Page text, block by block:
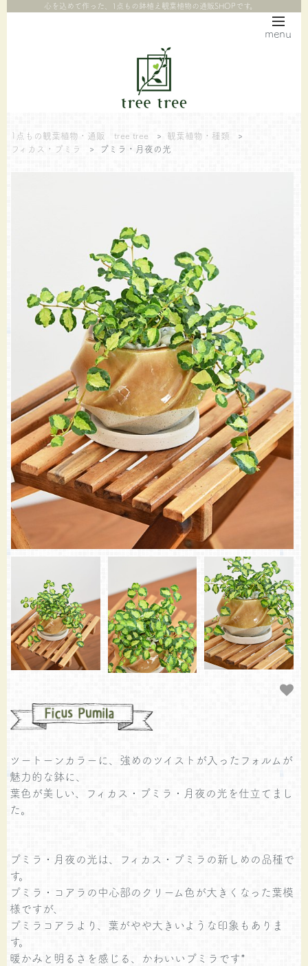
menu
心を込めて作った、1点もの鉢植え観葉植物の通販SHOPです。
1点もの観葉植物・通販 tree tree > 観葉植物・種類
>
フィカス・プミラ
> プミラ・月夜の光
ツートーンカラーに、強めのツイストが入ったフォルムが
魅力的な鉢に、
葉色が美しい、フィカス・プミラ・月夜の光を仕立てまし
た。
プミラ・月夜の光は、フィカス・プミラの新しめの品種で
す。
プミラ・コアラの中心部のクリーム色が大きくなった葉模
様ですが、
プミラコアラより、葉がやや大きいような印象もありま
す。
暖かみと明るさを感じる、かわいいプミラです*